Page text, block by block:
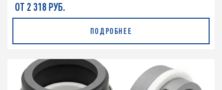
ОТ 2 318 РУБ.
ПОДРОБНЕЕ